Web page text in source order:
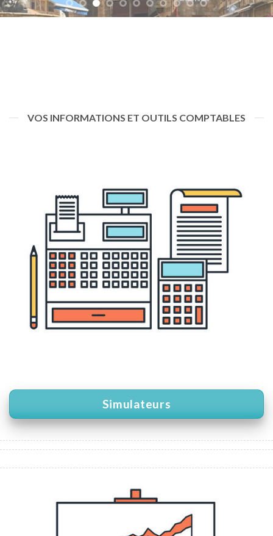
VOS INFORMATIONS ET OUTILS COMPTABLES
Simulateurs